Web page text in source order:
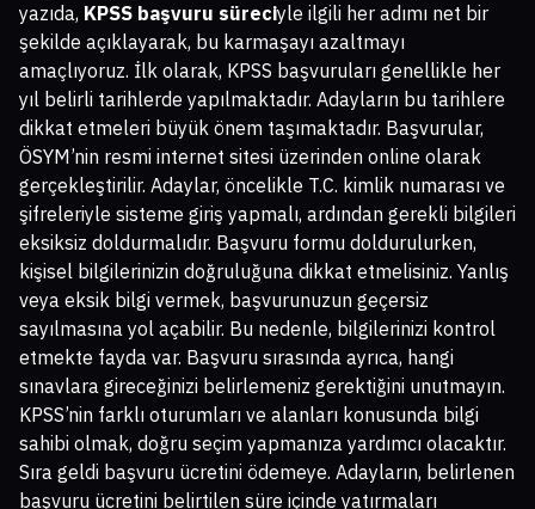
yazıda, KPSS başvuru süreciyle ilgili her adımı net bir
şekilde açıklayarak, bu karmaşayı azaltmayı
amaçlıyoruz. İlk olarak, KPSS başvuruları genellikle her
yıl belirli tarihlerde yapılmaktadır. Adayların bu tarihlere
dikkat etmeleri büyük önem taşımaktadır. Başvurular,
ÖSYM’nin resmi internet sitesi üzerinden online olarak
gerçekleştirilir. Adaylar, öncelikle T.C. kimlik numarası ve
şifreleriyle sisteme giriş yapmalı, ardından gerekli bilgileri
eksiksiz doldurmalıdır. Başvuru formu doldurulurken,
kişisel bilgilerinizin doğruluğuna dikkat etmelisiniz. Yanlış
veya eksik bilgi vermek, başvurunuzun geçersiz
sayılmasına yol açabilir. Bu nedenle, bilgilerinizi kontrol
etmekte fayda var. Başvuru sırasında ayrıca, hangi
sınavlara gireceğinizi belirlemeniz gerektiğini unutmayın.
KPSS’nin farklı oturumları ve alanları konusunda bilgi
sahibi olmak, doğru seçim yapmanıza yardımcı olacaktır.
Sıra geldi başvuru ücretini ödemeye. Adayların, belirlenen
başvuru ücretini belirtilen süre içinde yatırmaları